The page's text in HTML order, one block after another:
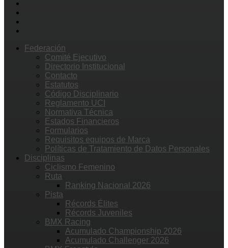
Federación
Comité Ejecutivo
Directorio Institucional
Contacto
Estatutos
Código Disciplinario
Reglamento UCI
Normativa Técnica
Estados Financieros
Formularios
Requisitos equipos de Marca
Políticas de Tratamiento de Datos Personales
Disciplinas
Ciclismo Femenino
Ruta
Ranking Nacional 2026
Pista
Récords Élites
Récords Juveniles
BMX Racing
Acumulado Championship 2026
Acumulado Challenger 2026